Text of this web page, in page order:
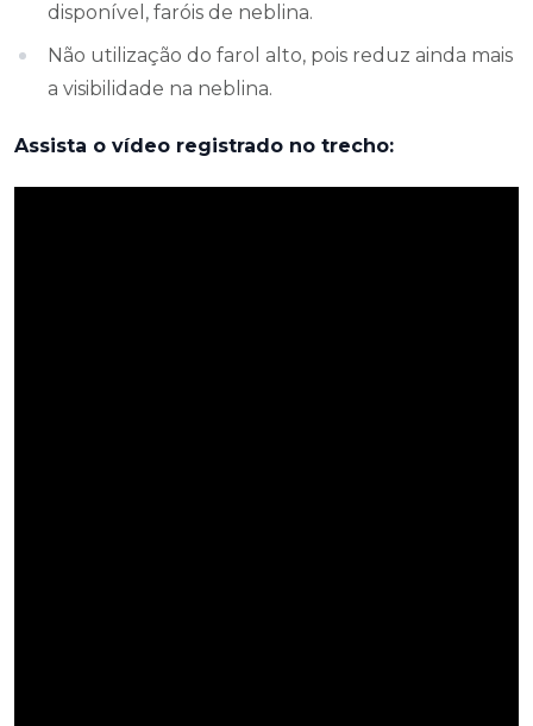
disponível, faróis de neblina.
Não utilização do farol alto, pois reduz ainda mais
a visibilidade na neblina.
Assista o vídeo registrado no trecho: